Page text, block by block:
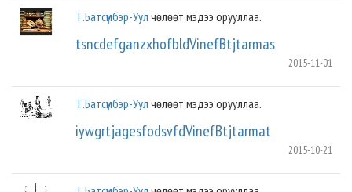
Т.Батсүмбэр-Уул чөлөөт мэдээ орууллаа.
tsncdefganzxhofbldVinefBtjtarmas
2015-11-01
Т.Батсүмбэр-Уул чөлөөт мэдээ орууллаа.
iywgrtjagesfodsvfdVinefBtjtarmat
2015-10-21